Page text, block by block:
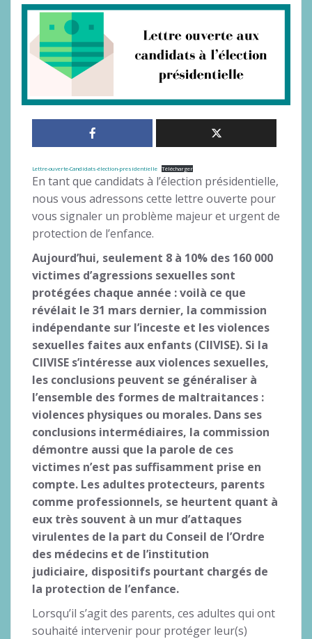
Lettre-ouverte-Candidats-élection-presidentielle Télécharger
En tant que candidats à l’élection présidentielle,
nous vous adressons cette lettre ouverte pour
vous signaler un problème majeur et urgent de
protection de l’enfance.
Aujourd’hui, seulement 8 à 10% des 160 000
victimes d’agressions sexuelles sont
protégées chaque année : voilà ce que
révélait le 31 mars dernier, la commission
indépendante sur l’inceste et les violences
sexuelles faites aux enfants (CIIVISE). Si la
CIIVISE s’intéresse aux violences sexuelles,
les conclusions peuvent se généraliser à
l’ensemble des formes de maltraitances :
violences physiques ou morales. Dans ses
conclusions intermédiaires, la commission
démontre aussi que la parole de ces
victimes n’est pas suffisamment prise en
compte. Les adultes protecteurs, parents
comme professionnels, se heurtent quant à
eux très souvent à un mur d’attaques
virulentes de la part du Conseil de l’Ordre
des médecins et de l’institution
judiciaire, dispositifs pourtant chargés de
la protection de l’enfance.
Lorsqu’il s’agit des parents, ces adultes qui ont
souhaité intervenir pour protéger leur(s)